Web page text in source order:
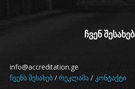
ჩვენ შესახებ
info@accreditation.ge
ჩვენს შესახებ / რეკლამა / კონტაქტი